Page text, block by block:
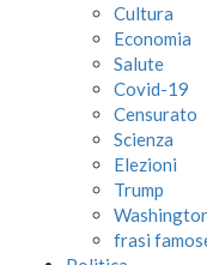
Cultura
Economia
Salute
Covid-19
Censurato
Scienza
Elezioni
Trump
frasi